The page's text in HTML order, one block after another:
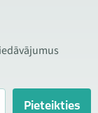
Pieteikties